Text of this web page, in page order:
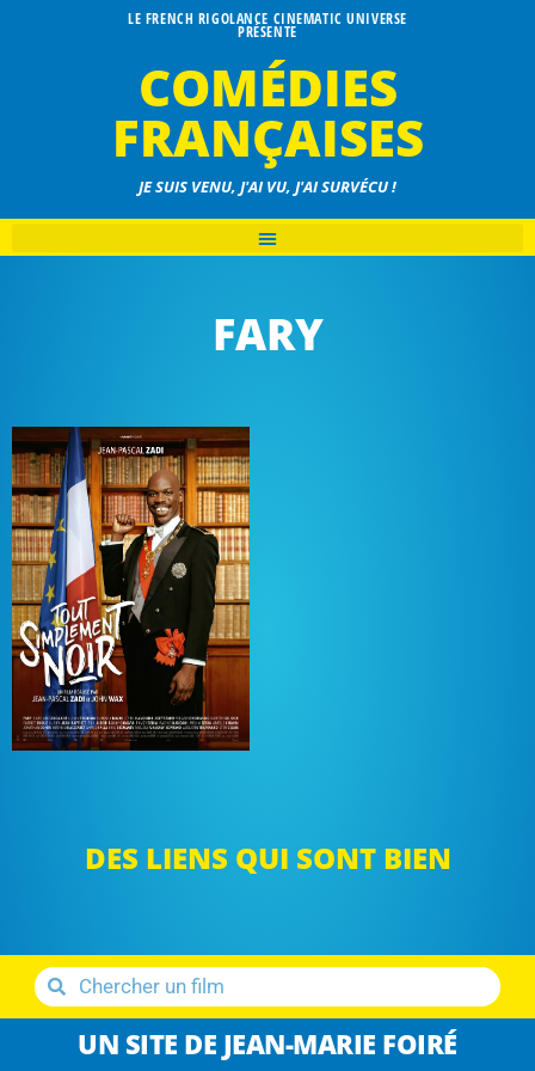
LE FRENCH RIGOLANCE CINEMATIC UNIVERSE
PRÉSENTE
COMÉDIES
FRANÇAISES
JE SUIS VENU, J'AI VU, J'AI SURVÉCU !
FARY
DES LIENS QUI SONT BIEN
UN SITE DE JEAN-MARIE FOIRÉ